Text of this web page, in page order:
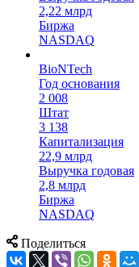
2,22 млрд
Биржа
NASDAQ
BioNTech
Год основания
2 008
Штат
3 138
Капитализация
22,9 млрд
Выручка годовая
2,8 млрд
Биржа
NASDAQ
Поделиться